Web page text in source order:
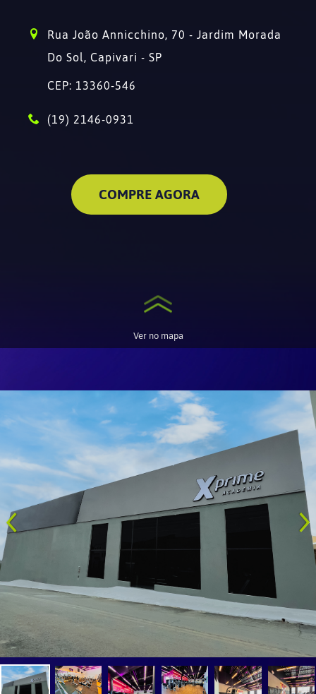
Rua João Annicchino, 70 - Jardim Morada
Do Sol, Capivari - SP
CEP: 13360-546
(19) 2146-0931
COMPRE AGORA
Ver no mapa